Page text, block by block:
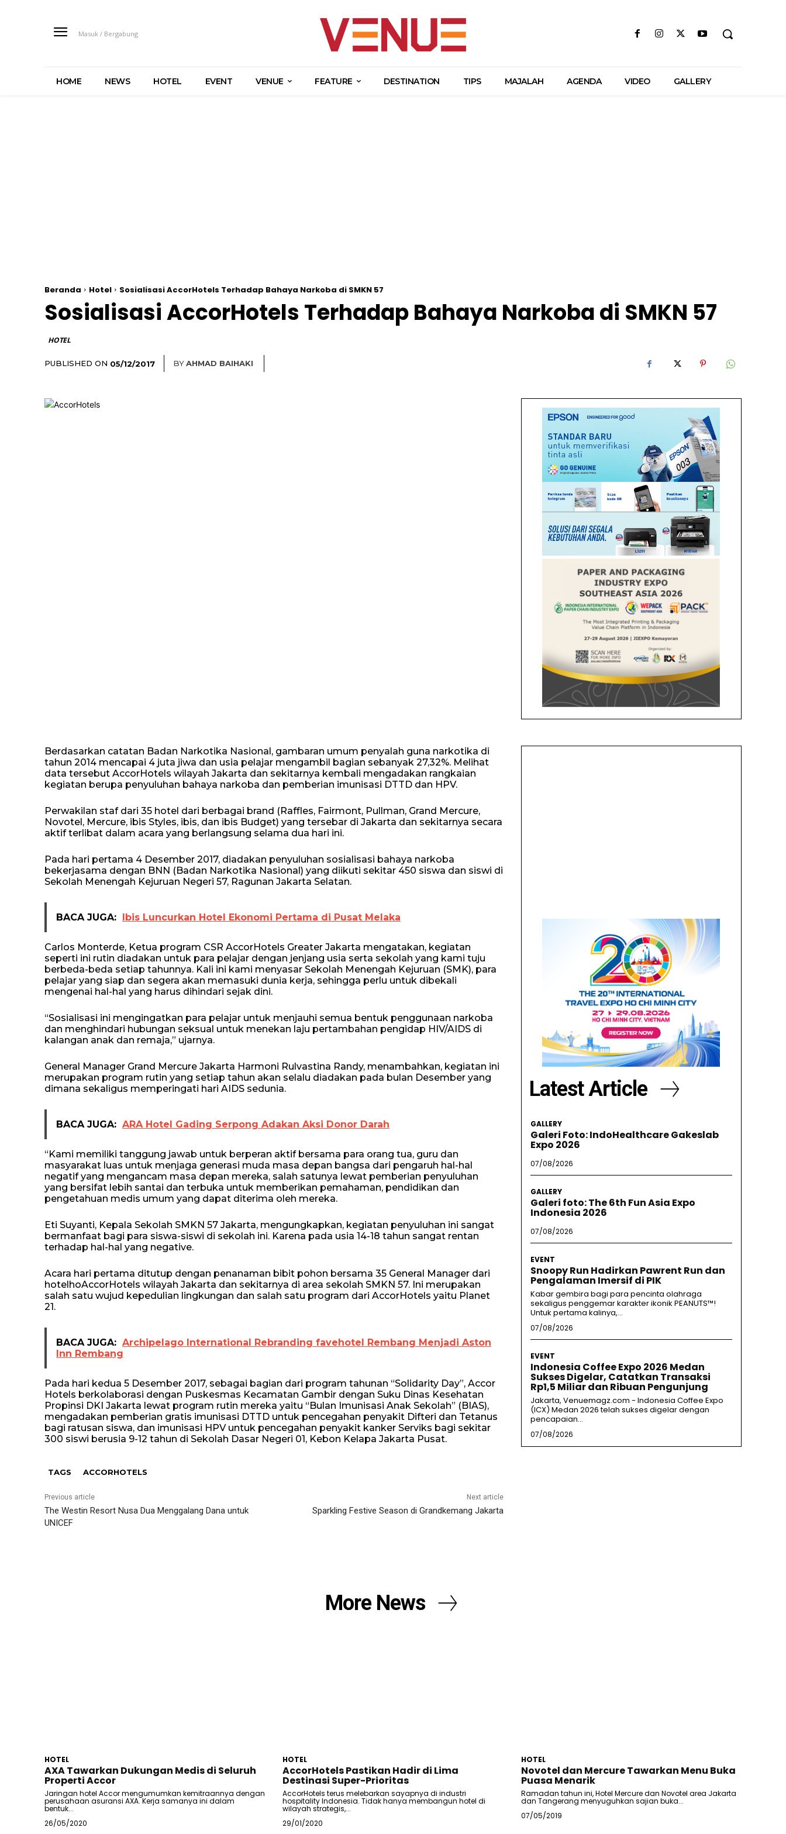
Masuk / Bergabung
HOME NEWS HOTEL EVENT VENUE FEATURE DESTINATION TIPS MAJALAH AGENDA VIDEO GALLERY
Beranda Hotel Sosialisasi AccorHotels Terhadap Bahaya Narkoba di SMKN 57
Sosialisasi AccorHotels Terhadap Bahaya Narkoba di SMKN 57
HOTEL
PUBLISHED ON 05/12/2017 BYAHMAD BAIHAKI
Berdasarkan catatan Badan Narkotika Nasional, gambaran umum penyalah guna narkotika di
tahun 2014 mencapai 4 juta jiwa dan usia pelajar mengambil bagian sebanyak 27,32%. Melihat
data tersebut AccorHotels wilayah Jakarta dan sekitarnya kembali mengadakan rangkaian
kegiatan berupa penyuluhan bahaya narkoba dan pemberian imunisasi DTTD dan HPV.
Perwakilan staf dari 35 hotel dari berbagai brand (Raffles, Fairmont, Pullman, Grand Mercure,
Novotel, Mercure, ibis Styles, ibis, dan ibis Budget) yang tersebar di Jakarta dan sekitarnya secara
aktif terlibat dalam acara yang berlangsung selama dua hari ini.
Pada hari pertama 4 Desember 2017, diadakan penyuluhan sosialisasi bahaya narkoba
bekerjasama dengan BNN (Badan Narkotika Nasional) yang diikuti sekitar 450 siswa dan siswi di
Sekolah Menengah Kejuruan Negeri 57, Ragunan Jakarta Selatan.
BACA JUGA: Ibis Luncurkan Hotel Ekonomi Pertama di Pusat Melaka
Carlos Monterde, Ketua program CSR AccorHotels Greater Jakarta mengatakan, kegiatan
seperti ini rutin diadakan untuk para pelajar dengan jenjang usia serta sekolah yang kami tuju
berbeda-beda setiap tahunnya. Kali ini kami menyasar Sekolah Menengah Kejuruan (SMK), para
pelajar yang siap dan segera akan memasuki dunia kerja, sehingga perlu untuk dibekali
mengenai hal-hal yang harus dihindari sejak dini.
“Sosialisasi ini mengingatkan para pelajar untuk menjauhi semua bentuk penggunaan narkoba
dan menghindari hubungan seksual untuk menekan laju pertambahan pengidap HIV/AIDS di
kalangan anak dan remaja,” ujarnya.
General Manager Grand Mercure Jakarta Harmoni Rulvastina Randy, menambahkan, kegiatan ini
merupakan program rutin yang setiap tahun akan selalu diadakan pada bulan Desember yang
dimana sekaligus memperingati hari AIDS sedunia.
BACA JUGA: ARA Hotel Gading Serpong Adakan Aksi Donor Darah
“Kami memiliki tanggung jawab untuk berperan aktif bersama para orang tua, guru dan
masyarakat luas untuk menjaga generasi muda masa depan bangsa dari pengaruh hal-hal
negatif yang mengancam masa depan mereka, salah satunya lewat pemberian penyuluhan
yang bersifat lebih santai dan terbuka untuk memberikan pemahaman, pendidikan dan
pengetahuan medis umum yang dapat diterima oleh mereka.
Eti Suyanti, Kepala Sekolah SMKN 57 Jakarta, mengungkapkan, kegiatan penyuluhan ini sangat
bermanfaat bagi para siswa-siswi di sekolah ini. Karena pada usia 14-18 tahun sangat rentan
terhadap hal-hal yang negative.
Acara hari pertama ditutup dengan penanaman bibit pohon bersama 35 General Manager dari
hotelhoAccorHotels wilayah Jakarta dan sekitarnya di area sekolah SMKN 57. Ini merupakan
salah satu wujud kepedulian lingkungan dan salah satu program dari AccorHotels yaitu Planet
21.
BACA JUGA: Archipelago International Rebranding favehotel Rembang Menjadi Aston
Inn Rembang
Pada hari kedua 5 Desember 2017, sebagai bagian dari program tahunan “Solidarity Day”, Accor
Hotels berkolaborasi dengan Puskesmas Kecamatan Gambir dengan Suku Dinas Kesehatan
Propinsi DKI Jakarta lewat program rutin mereka yaitu “Bulan Imunisasi Anak Sekolah” (BIAS),
mengadakan pemberian gratis imunisasi DTTD untuk pencegahan penyakit Difteri dan Tetanus
bagi ratusan siswa, dan imunisasi HPV untuk pencegahan penyakit kanker Serviks bagi sekitar
300 siswi berusia 9-12 tahun di Sekolah Dasar Negeri 01, Kebon Kelapa Jakarta Pusat.
TAGS ACCORHOTELS
Previous article
The Westin Resort Nusa Dua Menggalang Dana untuk
UNICEF
Next article
Sparkling Festive Season di Grandkemang Jakarta
Latest Article
GALLERY
Galeri Foto: IndoHealthcare Gakeslab
Expo 2026
07/08/2026
GALLERY
Galeri foto: The 6th Fun Asia Expo
Indonesia 2026
07/08/2026
EVENT
Snoopy Run Hadirkan Pawrent Run dan
Pengalaman Imersif di PIK
Kabar gembira bagi para pencinta olahraga
sekaligus penggemar karakter ikonik PEANUTS™!
Untuk pertama kalinya,...
07/08/2026
EVENT
Indonesia Coffee Expo 2026 Medan
Sukses Digelar, Catatkan Transaksi
Rp1,5 Miliar dan Ribuan Pengunjung
Jakarta, Venuemagz.com - Indonesia Coffee Expo
(ICX) Medan 2026 telah sukses digelar dengan
pencapaian...
07/08/2026
More News
HOTEL
AXA Tawarkan Dukungan Medis di Seluruh
Properti Accor
Jaringan hotel Accor mengumumkan kemitraannya dengan
perusahaan asuransi AXA. Kerja samanya ini dalam
bentuk...
26/05/2020
HOTEL
AccorHotels Pastikan Hadir di Lima
Destinasi Super-Prioritas
AccorHotels terus melebarkan sayapnya di industri
hospitality Indonesia. Tidak hanya membangun hotel di
wilayah strategis,...
29/01/2020
HOTEL
Novotel dan Mercure Tawarkan Menu Buka
Puasa Menarik
Ramadan tahun ini, Hotel Mercure dan Novotel area Jakarta
dan Tangerang menyuguhkan sajian buka...
07/05/2019